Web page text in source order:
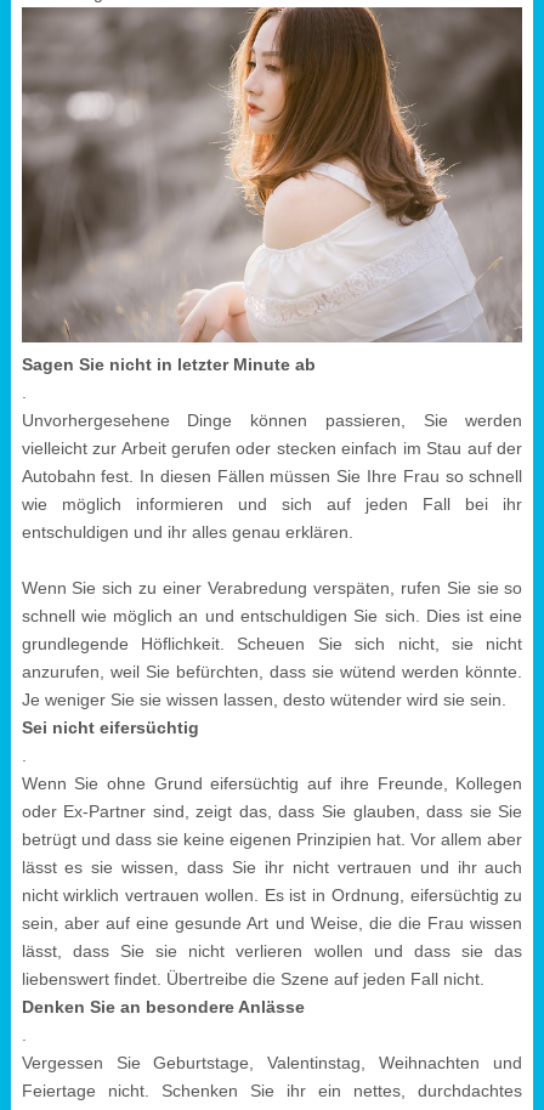
Sagen Sie nicht in letzter Minute ab
Unvorhergesehene Dinge können passieren, Sie werden
vielleicht zur Arbeit gerufen oder stecken einfach im Stau auf der
Autobahn fest. In diesen Fällen müssen Sie Ihre Frau so schnell
wie möglich informieren und sich auf jeden Fall bei ihr
entschuldigen und ihr alles genau erklären.
Wenn Sie sich zu einer Verabredung verspäten, rufen Sie sie so
schnell wie möglich an und entschuldigen Sie sich. Dies ist eine
grundlegende Höflichkeit. Scheuen Sie sich nicht, sie nicht
anzurufen, weil Sie befürchten, dass sie wütend werden könnte.
Je weniger Sie sie wissen lassen, desto wütender wird sie sein.
Sei nicht eifersüchtig
Wenn Sie ohne Grund eifersüchtig auf ihre Freunde, Kollegen
oder Ex-Partner sind, zeigt das, dass Sie glauben, dass sie Sie
betrügt und dass sie keine eigenen Prinzipien hat. Vor allem aber
lässt es sie wissen, dass Sie ihr nicht vertrauen und ihr auch
nicht wirklich vertrauen wollen. Es ist in Ordnung, eifersüchtig zu
sein, aber auf eine gesunde Art und Weise, die die Frau wissen
lässt, dass Sie sie nicht verlieren wollen und dass sie das
liebenswert findet. Übertreibe die Szene auf jeden Fall nicht.
Denken Sie an besondere Anlässe
Vergessen Sie Geburtstage, Valentinstag, Weihnachten und
Feiertage nicht. Schenken Sie ihr ein nettes, durchdachtes